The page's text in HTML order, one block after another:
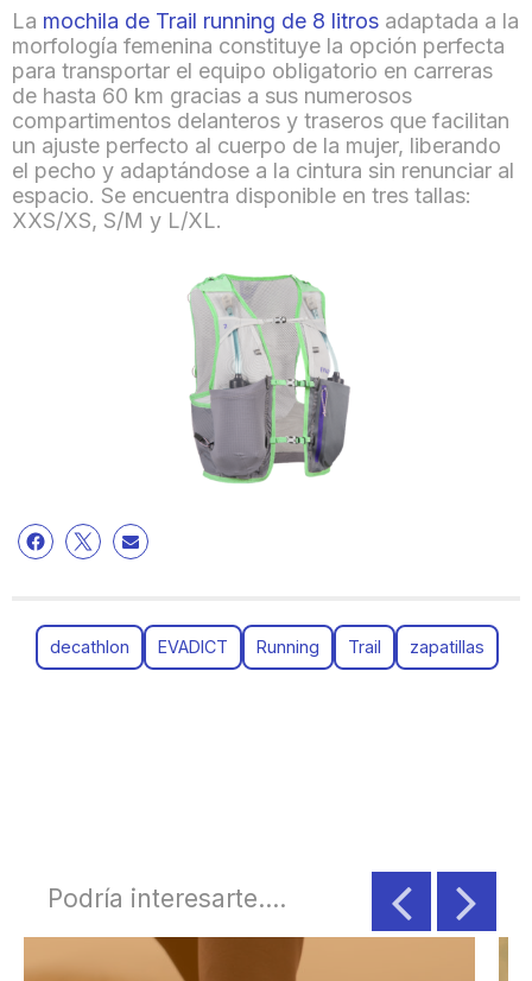
La mochila de Trail running de 8 litros adaptada a la
morfología femenina constituye la opción perfecta
para transportar el equipo obligatorio en carreras
de hasta 60 km gracias a sus numerosos
compartimentos delanteros y traseros que facilitan
un ajuste perfecto al cuerpo de la mujer, liberando
el pecho y adaptándose a la cintura sin renunciar al
espacio. Se encuentra disponible en tres tallas:
XXS/XS, S/M y L/XL.
decathlon EVADICT Running Trail zapatillas
Podría interesarte....